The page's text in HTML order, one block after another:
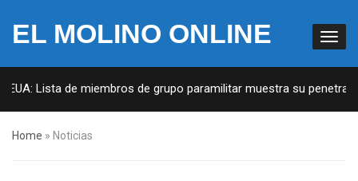
EL MOLINO ONLINE
Lista de miembros de grupo paramilitar muestra su
Home » Noticias